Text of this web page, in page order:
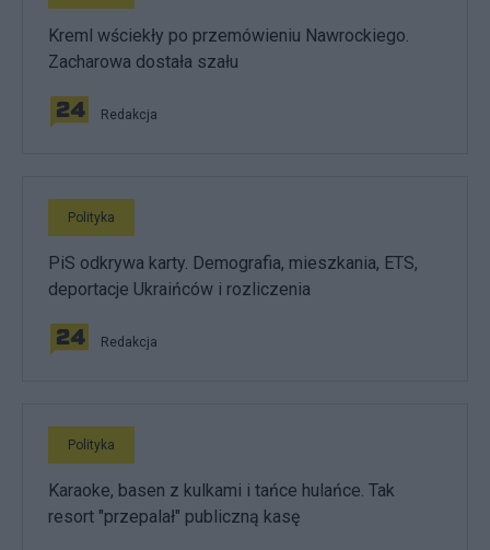
Kreml wściekły po przemówieniu Nawrockiego.
Zacharowa dostała szału
Redakcja
Polityka
PiS odkrywa karty. Demografia, mieszkania, ETS,
deportacje Ukraińców i rozliczenia
Redakcja
Polityka
Karaoke, basen z kulkami i tańce hulańce. Tak
resort "przepalał" publiczną kasę